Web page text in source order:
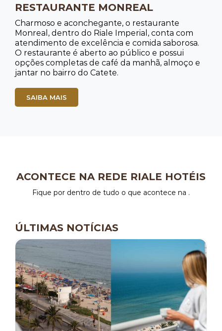
RESTAURANTE MONREAL
Charmoso e aconchegante, o restaurante
Monreal, dentro do Riale Imperial, conta com
atendimento de excelência e comida saborosa.
O restaurante é aberto ao público e possui
opções completas de café da manhã, almoço e
jantar no bairro do Catete.
SAIBA MAIS
ACONTECE NA REDE RIALE HOTÉIS
Fique por dentro de tudo o que acontece na .
ÚLTIMAS NOTÍCIAS